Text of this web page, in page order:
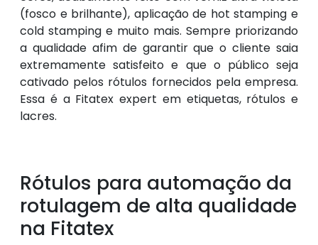
(fosco e brilhante), aplicação de hot stamping e
cold stamping e muito mais. Sempre priorizando
a qualidade afim de garantir que o cliente saia
extremamente satisfeito e que o público seja
cativado pelos rótulos fornecidos pela empresa.
Essa é a Fitatex expert em etiquetas, rótulos e
lacres.
Rótulos para automação da
rotulagem de alta qualidade
na Fitatex